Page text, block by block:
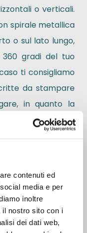
contenuti ed
media e per
inoltre
il nostro sito con i
dei dati web,
o verticali.
spirale metallica
o sul lato lungo,
360 gradi del tuo
ti consigliamo
da stampare
in quanto la
opzioni dai
l’interno delle
poi passa alla
di cartoncino,